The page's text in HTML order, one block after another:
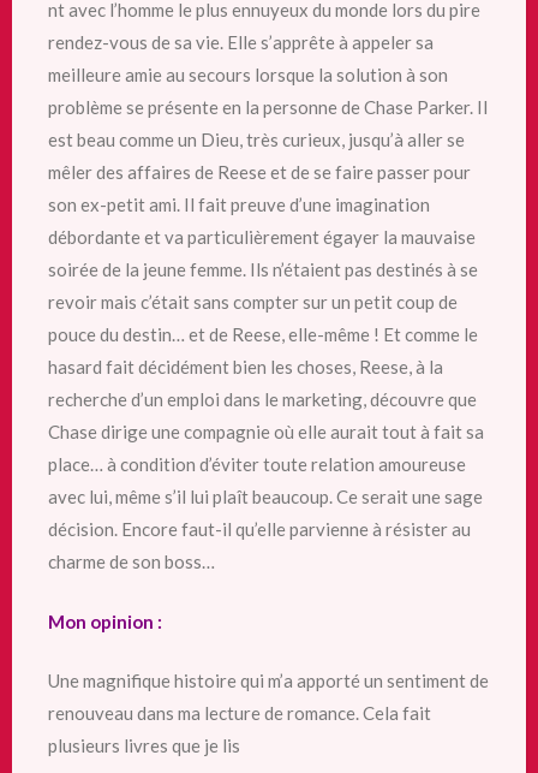
nt avec l’homme le plus ennuyeux du monde lors du pire
rendez-vous de sa vie. Elle s’apprête à appeler sa
meilleure amie au secours lorsque la solution à son
problème se présente en la personne de Chase Parker. Il
est beau comme un Dieu, très curieux, jusqu’à aller se
mêler des affaires de Reese et de se faire passer pour
son ex-petit ami. Il fait preuve d’une imagination
débordante et va particulièrement égayer la mauvaise
soirée de la jeune femme. Ils n’étaient pas destinés à se
revoir mais c’était sans compter sur un petit coup de
pouce du destin… et de Reese, elle-même ! Et comme le
hasard fait décidément bien les choses, Reese, à la
recherche d’un emploi dans le marketing, découvre que
Chase dirige une compagnie où elle aurait tout à fait sa
place… à condition d’éviter toute relation amoureuse
avec lui, même s’il lui plaît beaucoup. Ce serait une sage
décision. Encore faut-il qu’elle parvienne à résister au
charme de son boss…
Mon opinion :
Une magnifique histoire qui m’a apporté un sentiment de
renouveau dans ma lecture de romance. Cela fait
plusieurs livres que je lis